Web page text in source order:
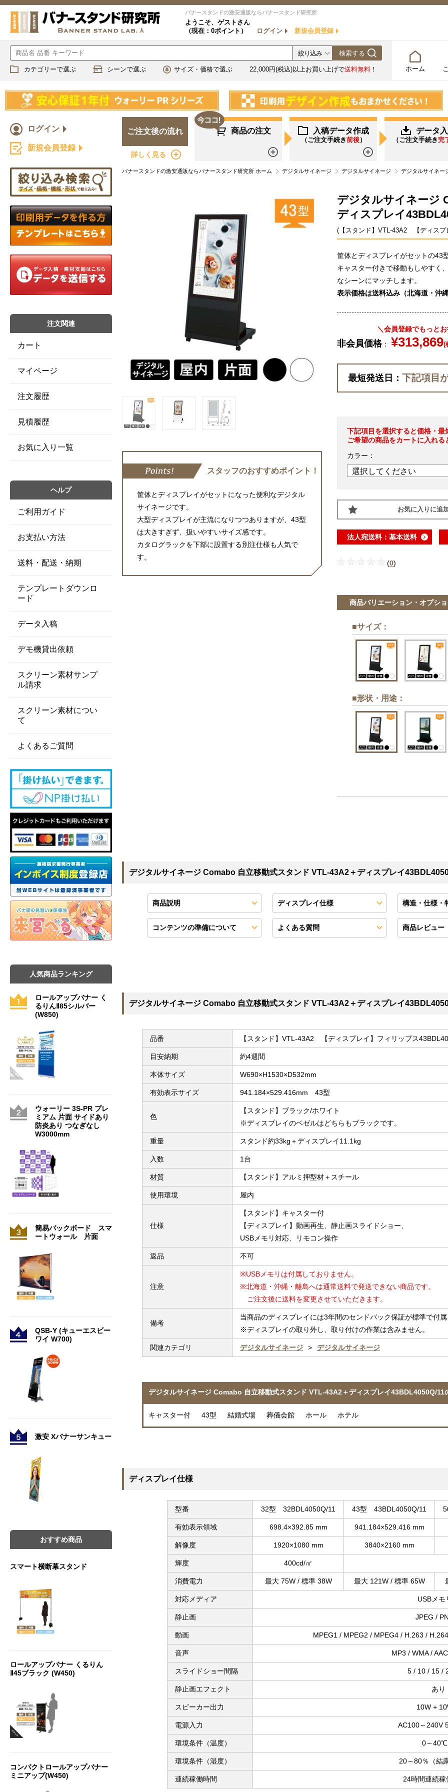
バナースタンドの激安通販ならバナースタンド研究所
ようこそ、 ゲストさん
（現在：0ポイント）
ログイン 新規会員登録
ホーム
カテゴリーで選ぶ シーンで選ぶ サイズ・価格で選ぶ 22,000円(税込)以上お買い上げで送料無料 ！
ご注文後の流れ 商品の注文 入稿データ作成
（ご注文手続き前後）
データ
（ご注文手続き完
詳しく見る
バナースタンドの激安通販ならバナースタンド研究所 ホーム デジタルサイネージ デジタルサイネージ デジタルサイネー
スタッフのおすすめポイント！
筐体とディスプレイがセットになった便利なデジタル
サイネージです。
大型ディスプレイが主流になりつつありますが、43型
は大きすぎず、扱いやすいサイズ感です。
カタログラックを下部に設置する別注仕様も人気で
す。
デジタルサイネージ
ディスプレイ
(【スタンド】VTL-43A2 【ディスプ
筐体とディスプレイがセットの43
キャスター付きで移動もしやすく
なシーンにマッチします。
表示価格は送料込み（北海道・沖
＼会員登録でもっと
非会員価格： ¥313,869(
最短発送日： 下記項目
下記項目を選択すると価格・
ご希望の商品をカートに入れ
カラー：
お気に入りに追
法人宛送料：基本送料
(0)
商品バリエーション・オプシ
■サイズ：
■形状・用途 ：
デジタルサイネージ Comabo 自立移動式スタンド VTL-43A2＋ディスプレイ
商品説明 ディスプレイ仕様 構造・仕様・
コンテンツの準備について よくある質問 商品レビュー
デジタルサイネージ Comabo 自立移動式スタンド VTL-43A2＋ディスプレイ
品番 【スタンド】VTL-43A2 【ディスプレイ】フィリップス
目安納期 約4週間
本体サイズ W690×H1530×D532mm
有効表示サイズ 941.184×529.416mm 43型
色
【スタンド】ブラック/ホワイト
※ディスプレイのベゼルはどちらもブラックです。
重量 スタンド約33kg＋ディスプレイ11.1kg
入数 1台
材質 【スタンド】アルミ押型材＋スチール
使用環境 屋内
仕様
【スタンド】キャスター付
【ディスプレイ】動画再生、静止画スライドショー、
USBメモリ対応、リモコン操作
返品 不可
注意
※USBメモリは付属しておりません。
※北海道・沖縄・離島へは通常送料で発送できない商品です。
ご注文後に送料を変更させていただきます。
備考
当商品のディスプレイには3年間のセンドバック保証が標準で付
※ディスプレイの取り外し、取り付けの作業は含みません。
関連カテゴリ デジタルサイネージ デジタルサイネージ
デジタルサイネージ Comabo 自立移動式スタンド VTL-43A2＋ディスプレイ43BDL4050Q/11
キャスター付 43型 結婚式場 葬儀会館 ホール ホテル
ディスプレイ仕様
型番 32型 32BDL4050Q/11 43型 43BDL4050Q/11
有効表示領域 698.4×392.85 mm 941.184×529.416 mm
解像度 1920×1080 mm 3840×2160 mm
輝度 400cd/㎡
消費電力 最大 75W / 標準 38W 最大 121W / 標準 65W
対応メディア USBメモ
静止画 JPEG /
動画 MPEG1 / MPEG2 / MPEG4 / H.263 /
音声 MP3 / WMA /
スライドショー間隔 5 / 10 / 15 /
静止画エフェクト あり
スピーカー出力 10W +
電源入力 AC100～240V
環境条件（温度） 0～40℃
環境条件（湿度） 20～80％（結
連続稼働時間 24時間連続稼
ログイン
新規会員登録
注文関連
カート
マイページ
注文履歴
見積履歴
お気に入り一覧
ヘルプ
ご利用ガイド
お支払い方法
送料・配送・納期
テンプレートダウンロ
ード
データ入稿
デモ機貸出依頼
スクリーン素材サンプ
ル請求
スクリーン素材につい
て
よくあるご質問
人気商品ランキング
ロールアップバナー く
るりんⅡ85シルバー
(W850)
ウォーリー 3S-PR プレ
ミアム 片面 サイドあり
防炎あり つなぎなし
W3000mm
簡易バックボード スマ
ートウォール 片面
QSB-Y (キューエスビー
ワイ W700)
激安 Xバナーサンキュー
おすすめ商品
スマート横断幕スタンド
ロールアップバナー くるりん
Ⅱ45ブラック (W450)
コンパクトロールアップバナー
ミニアップ(W450)